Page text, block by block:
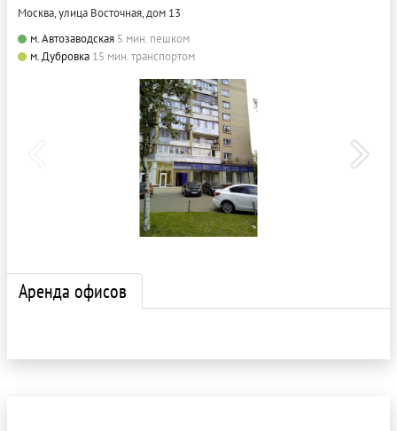
Москва, улица Восточная, дом 13
м. Автозаводская 5 мин. пешком
м. Дубровка 15 мин. транспортом
Аренда офисов